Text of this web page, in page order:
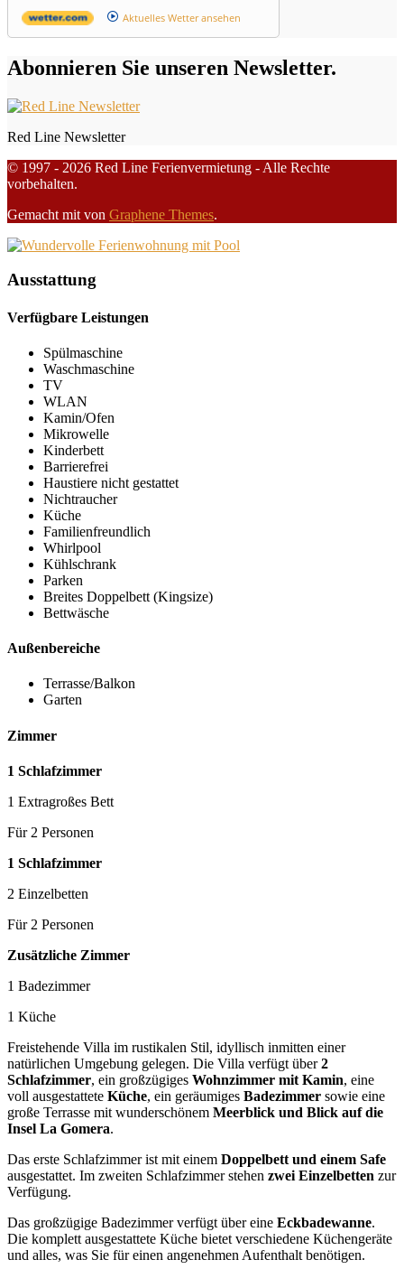
Aktuelles Wetter ansehen
Abonnieren Sie unseren Newsletter.
Red Line Newsletter
© 1997 - 2026 Red Line Ferienvermietung - Alle Rechte
vorbehalten.
Gemacht mit von Graphene Themes.
Ausstattung
Verfügbare Leistungen
Spülmaschine
Waschmaschine
TV
WLAN
Kamin/Ofen
Mikrowelle
Kinderbett
Barrierefrei
Haustiere nicht gestattet
Nichtraucher
Küche
Familienfreundlich
Whirlpool
Kühlschrank
Parken
Breites Doppelbett (Kingsize)
Bettwäsche
Außenbereiche
Terrasse/Balkon
Garten
Zimmer
1 Schlafzimmer
1 Extragroßes Bett
Für 2 Personen
1 Schlafzimmer
2 Einzelbetten
Für 2 Personen
Zusätzliche Zimmer
1 Badezimmer
1 Küche
Freistehende Villa im rustikalen Stil, idyllisch inmitten einer
natürlichen Umgebung gelegen. Die Villa verfügt über2
Schlafzimmer, ein großzügiges Wohnzimmer mit Kamin, eine
voll ausgestattete Küche, ein geräumiges Badezimmer sowie eine
große Terrasse mit wunderschönem Meerblick und Blick auf die
Insel La Gomera.
Das erste Schlafzimmer ist mit einem Doppelbett und einem Safe
ausgestattet. Im zweiten Schlafzimmer stehen zwei Einzelbetten zur
Verfügung.
Das großzügige Badezimmer verfügt über eine Eckbadewanne.
Die komplett ausgestattete Küche bietet verschiedene Küchengeräte
und alles, was Sie für einen angenehmen Aufenthalt benötigen.